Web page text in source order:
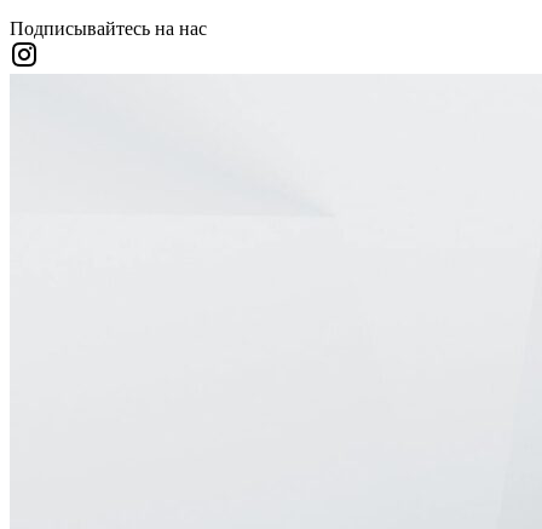
Подписывайтесь на нас